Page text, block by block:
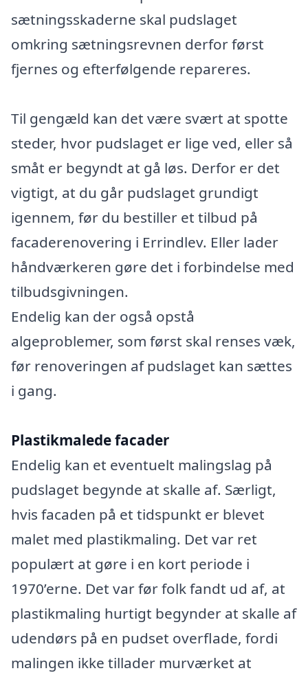
sætningsskaderne skal pudslaget
omkring sætningsrevnen derfor først
fjernes og efterfølgende repareres.
Til gengæld kan det være svært at spotte
steder, hvor pudslaget er lige ved, eller så
småt er begyndt at gå løs. Derfor er det
vigtigt, at du går pudslaget grundigt
igennem, før du bestiller et tilbud på
facaderenovering i Errindlev. Eller lader
håndværkeren gøre det i forbindelse med
tilbudsgivningen.
Endelig kan der også opstå
algeproblemer, som først skal renses væk,
før renoveringen af pudslaget kan sættes
i gang.
Plastikmalede facader
Endelig kan et eventuelt malingslag på
pudslaget begynde at skalle af. Særligt,
hvis facaden på et tidspunkt er blevet
malet med plastikmaling. Det var ret
populært at gøre i en kort periode i
1970’erne. Det var før folk fandt ud af, at
plastikmaling hurtigt begynder at skalle af
udendørs på en pudset overflade, fordi
malingen ikke tillader murværket at